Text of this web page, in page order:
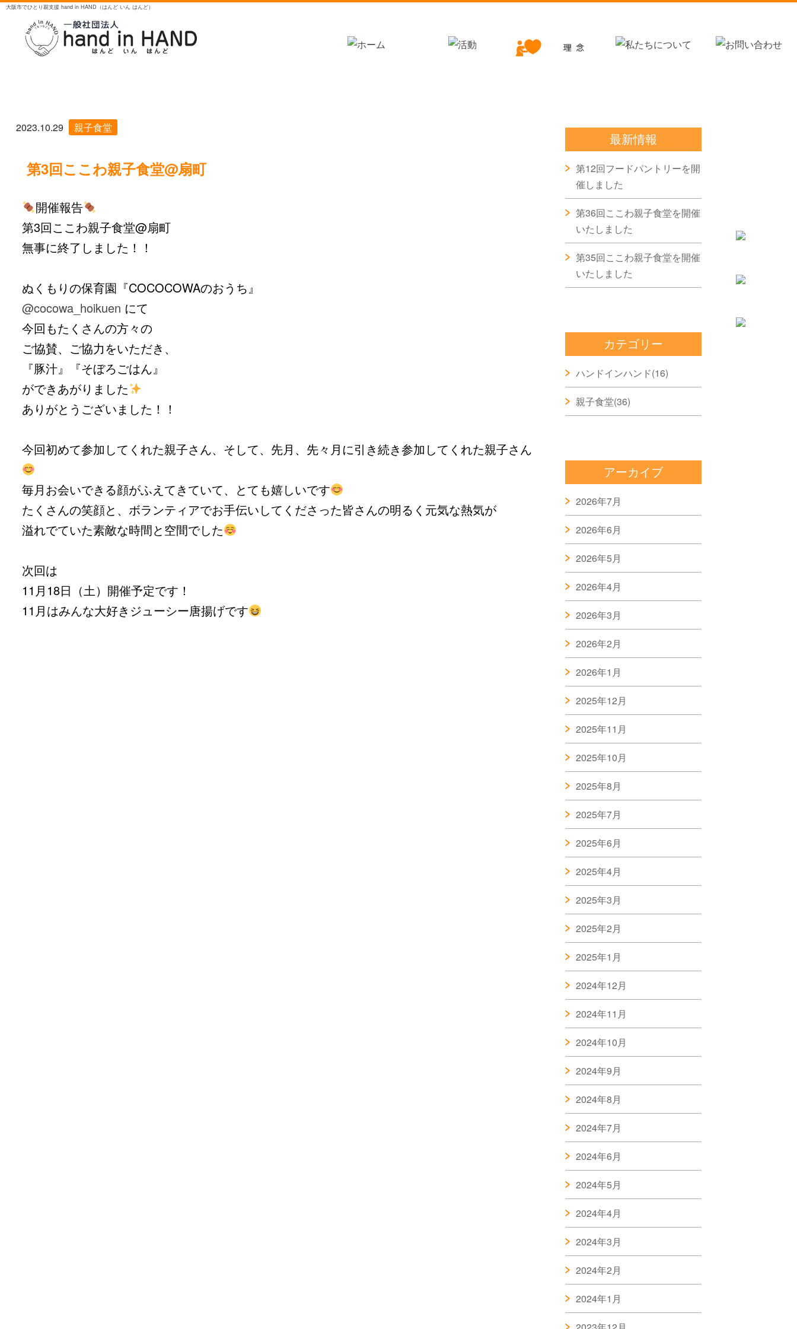
大阪市でひとり親支援 hand in HAND（はんど いん はんど）
2023.10.29 親子食堂
第3回ここわ親子食堂@扇町
開催報告
第3回ここわ親子食堂@扇町
無事に終了しました！！
ぬくもりの保育園『COCOCOWAのおうち』
@cocowa_hoikuen にて
今回もたくさんの方々の
ご協賛、ご協力をいただき、
『豚汁』『そぼろごはん』
ができあがりました
ありがとうございました！！
今回初めて参加してくれた親子さん、そして、先月、先々月に引き続き参加してくれた親子さん
毎月お会いできる顔がふえてきていて、とても嬉しいです
たくさんの笑顔と、ボランティアでお手伝いしてくださった皆さんの明るく元気な熱気が
溢れでていた素敵な時間と空間でした
次回は
11月18日（土）開催予定です！
11月はみんな大好きジューシー唐揚げです
最新情報
第12回フードパントリーを開
催しました
第36回ここわ親子食堂を開催
いたしました
第35回ここわ親子食堂を開催
いたしました
カテゴリー
ハンドインハンド(16)
親子食堂(36)
アーカイブ
2026年7月
2026年6月
2026年5月
2026年4月
2026年3月
2026年2月
2026年1月
2025年12月
2025年11月
2025年10月
2025年8月
2025年7月
2025年6月
2025年4月
2025年3月
2025年2月
2025年1月
2024年12月
2024年11月
2024年10月
2024年9月
2024年8月
2024年7月
2024年6月
2024年5月
2024年4月
2024年3月
2024年2月
2024年1月